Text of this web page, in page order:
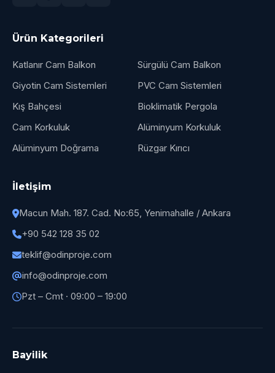
Ürün Kategorileri
Katlanır Cam Balkon
Sürgülü Cam Balkon
Giyotin Cam Sistemleri
PVC Cam Sistemleri
Kış Bahçesi
Bioklimatik Pergola
Cam Korkuluk
Alüminyum Korkuluk
Alüminyum Doğrama
Rüzgar Kırıcı
İletişim
Macun Mah. 187. Cad. No:65, Yenimahalle / Ankara
+90 542 128 35 02
teklif@odinproje.com
info@odinproje.com
Pzt – Cmt · 09:00 – 19:00
Bayilik